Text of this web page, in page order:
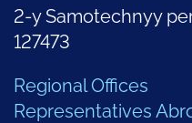
2-y Samotechnyy
127473
Regional Offices
Representatives